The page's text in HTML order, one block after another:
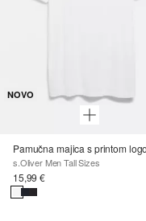
NOVO
s.Oliver Men Tall Sizes
15,99 €